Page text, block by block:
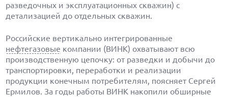
разведочных и эксплуатационных скважин) с
детализацией до отдельных скважин.
Российские вертикально интегрированные
нефтегазовые компании (ВИНК) охватывают всю
производственную цепочку: от разведки и добычи до
транспортировки, переработки и реализации
продукции конечным потребителям, поясняет Сергей
Ермилов. За годы работы ВИНК накопили обширные